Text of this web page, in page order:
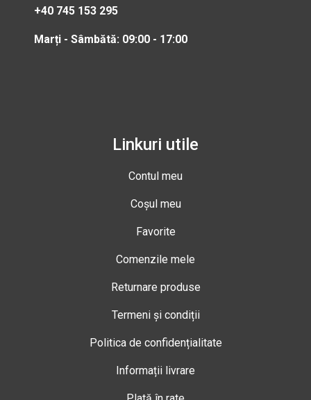
+40 745 153 295
Marți - Sâmbătă: 09:00 - 17:00
Linkuri utile
Contul meu
Coșul meu
Favorite
Comenzile mele
Returnare produse
Termeni și condiții
Politica de confidențialitate
Informații livrare